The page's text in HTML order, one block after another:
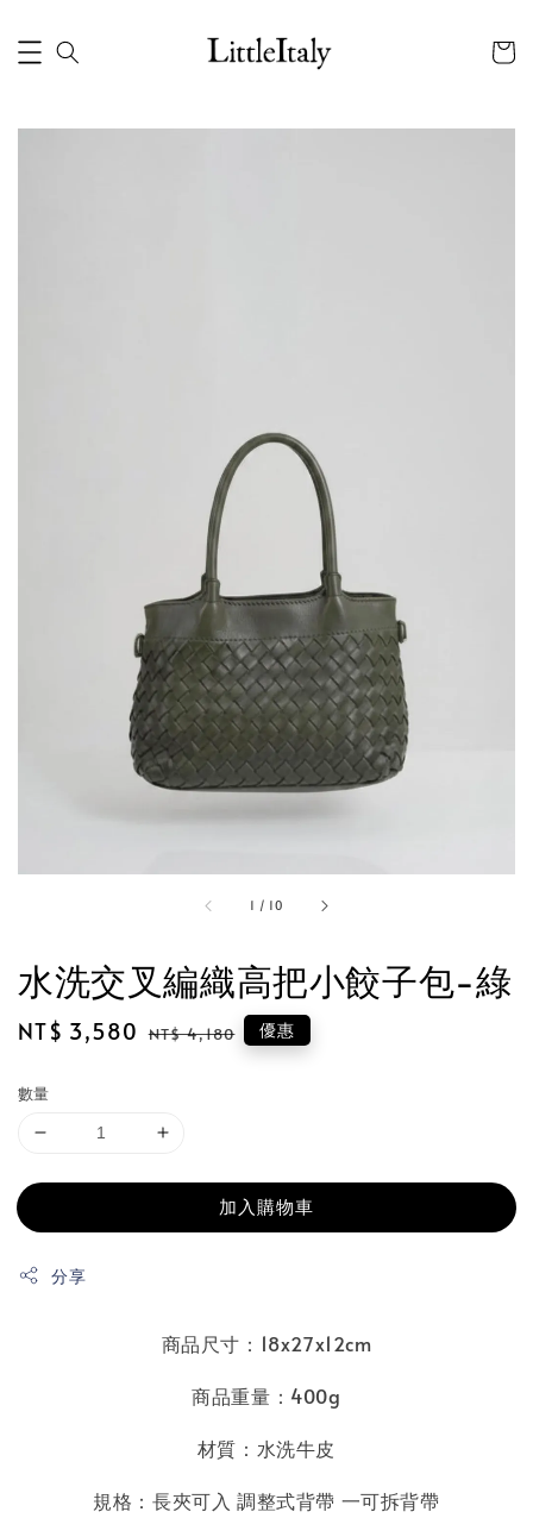
1 / 10
水洗交叉編織高把小餃子包-綠
Sale
NT$ 3,580 Regular
NT$ 4,180 優惠
數量
加入購物車
分享
商品尺寸：18x27x12cm
商品重量：400g
材質：水洗牛皮
規格：長夾可入 調整式背帶 一可拆背帶